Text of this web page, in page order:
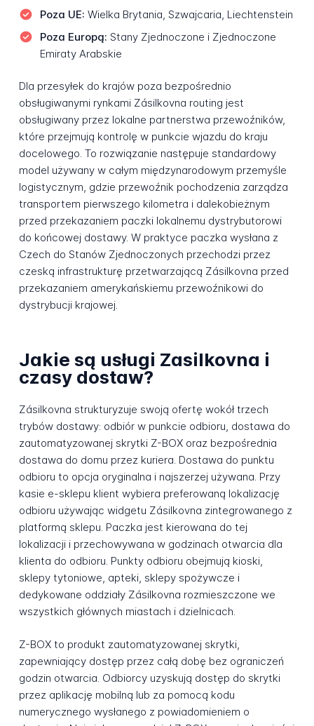
Poza UE: Wielka Brytania, Szwajcaria, Liechtenstein
Poza Europą: Stany Zjednoczone i Zjednoczone
Emiraty Arabskie
Dla przesyłek do krajów poza bezpośrednio
obsługiwanymi rynkami Zásilkovna routing jest
obsługiwany przez lokalne partnerstwa przewoźników,
które przejmują kontrolę w punkcie wjazdu do kraju
docelowego. To rozwiązanie następuje standardowy
model używany w całym międzynarodowym przemyśle
logistycznym, gdzie przewoźnik pochodzenia zarządza
transportem pierwszego kilometra i dalekobieżnym
przed przekazaniem paczki lokalnemu dystrybutorowi
do końcowej dostawy. W praktyce paczka wysłana z
Czech do Stanów Zjednoczonych przechodzi przez
czeską infrastrukturę przetwarzającą Zásilkovna przed
przekazaniem amerykańskiemu przewoźnikowi do
dystrybucji krajowej.
Jakie są usługi Zasilkovna i
czasy dostaw?
Zásilkovna strukturyzuje swoją ofertę wokół trzech
trybów dostawy: odbiór w punkcie odbioru, dostawa do
zautomatyzowanej skrytki Z-BOX oraz bezpośrednia
dostawa do domu przez kuriera. Dostawa do punktu
odbioru to opcja oryginalna i najszerzej używana. Przy
kasie e-sklepu klient wybiera preferowaną lokalizację
odbioru używając widgetu Zásilkovna zintegrowanego z
platformą sklepu. Paczka jest kierowana do tej
lokalizacji i przechowywana w godzinach otwarcia dla
klienta do odbioru. Punkty odbioru obejmują kioski,
sklepy tytoniowe, apteki, sklepy spożywcze i
dedykowane oddziały Zásilkovna rozmieszczone we
wszystkich głównych miastach i dzielnicach.
Z-BOX to produkt zautomatyzowanej skrytki,
zapewniający dostęp przez całą dobę bez ograniczeń
godzin otwarcia. Odbiorcy uzyskują dostęp do skrytki
przez aplikację mobilną lub za pomocą kodu
numerycznego wysłanego z powiadomieniem o